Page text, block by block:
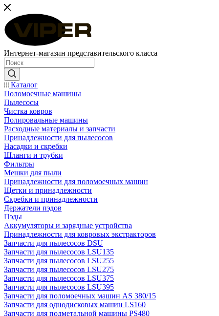
Интернет-магазин представительского класса
Каталог
Поломоечные машины
Пылесосы
Чистка ковров
Полировальные машины
Расходные материалы и запчасти
Принадлежности для пылесосов
Насадки и скребки
Шланги и трубки
Фильтры
Мешки для пыли
Принадлежности для поломоечных машин
Щетки и принадлежности
Скребки и принадлежности
Держатели пэдов
Пэды
Аккумуляторы и зарядные устройства
Принадлежности для ковровых экстракторов
Запчасти для пылесосов DSU
Запчасти для пылесосов LSU135
Запчасти для пылесосов LSU255
Запчасти для пылесосов LSU275
Запчасти для пылесосов LSU375
Запчасти для пылесосов LSU395
Запчасти для поломоечных машин AS 380/15
Запчасти для однодисковых машин LS160
Запчасти для подметальной машины PS480